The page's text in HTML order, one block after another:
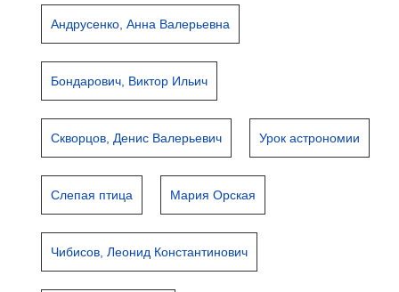
Андрусенко, Анна Валерьевна
Бондарович, Виктор Ильич
Скворцов, Денис Валерьевич Урок астрономии
Слепая птица Мария Орская
Чибисов, Леонид Константинович